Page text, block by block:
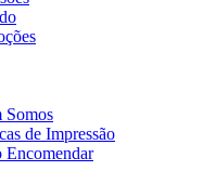
Somos
de Impressão
Encomendar